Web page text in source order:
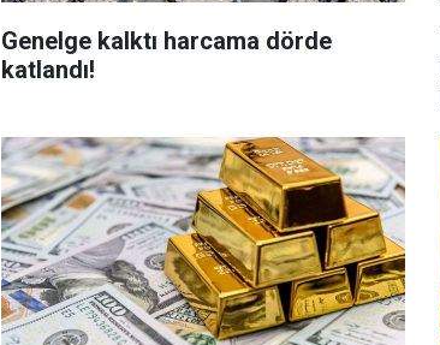
Genelge kalktı harcama dörde
katlandı!